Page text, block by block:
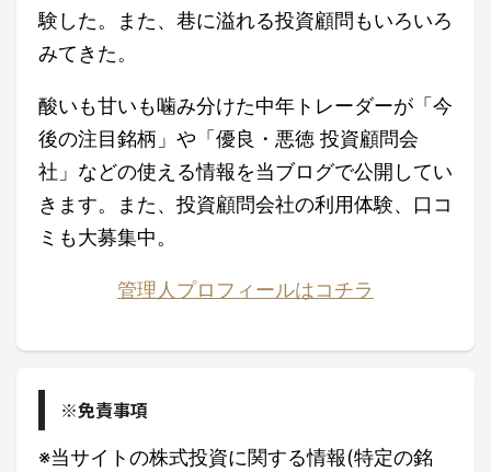
験した。また、巷に溢れる投資顧問もいろいろ
みてきた。
酸いも甘いも噛み分けた中年トレーダーが「今
後の注目銘柄」や「優良・悪徳 投資顧問会
社」などの使える情報を当ブログで公開してい
きます。また、投資顧問会社の利用体験、口コ
ミも大募集中。
管理人プロフィールはコチラ
※免責事項
※当サイトの株式投資に関する情報(特定の銘